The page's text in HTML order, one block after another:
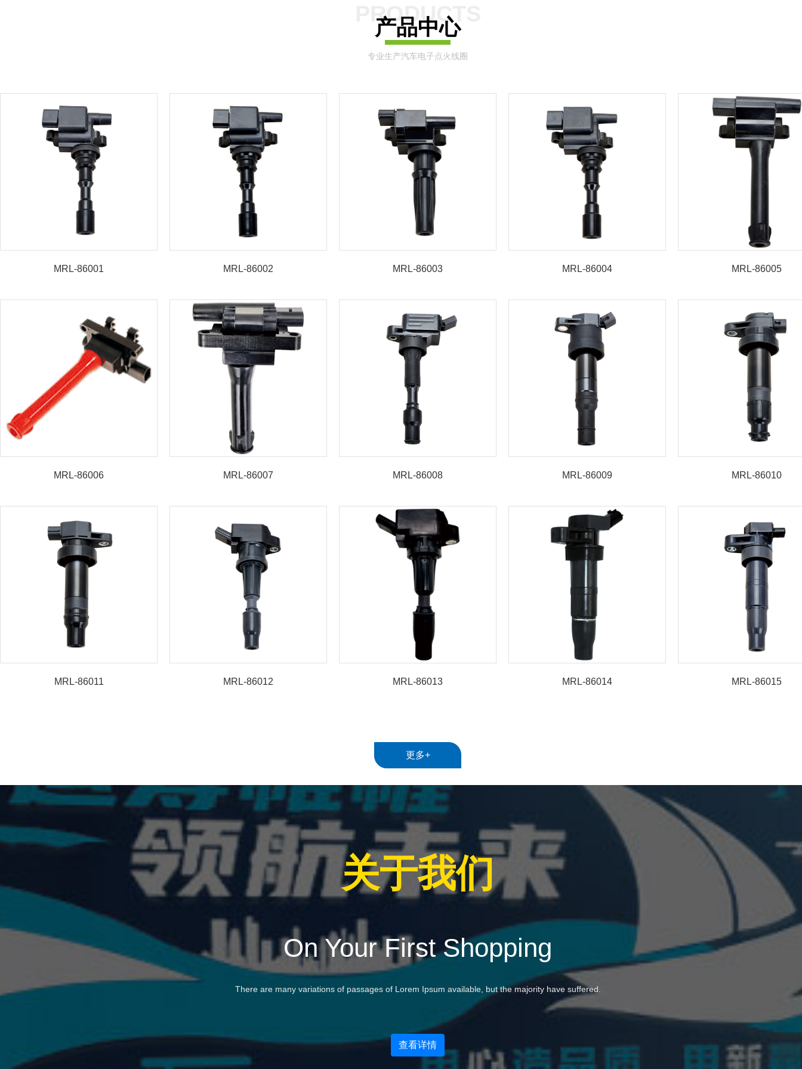
PRODUCTS
产品中心
专业生产汽车电子点火线圈
MRL-86001 MRL-86002 MRL-86003 MRL-86004 MRL-86005
MRL-86006 MRL-86007 MRL-86008 MRL-86009 MRL-86010
MRL-86011 MRL-86012 MRL-86013 MRL-86014 MRL-86015
更多+
关于我们
On Your First Shopping
There are many variations of passages of Lorem Ipsum available, but the majority have suffered.
查看详情